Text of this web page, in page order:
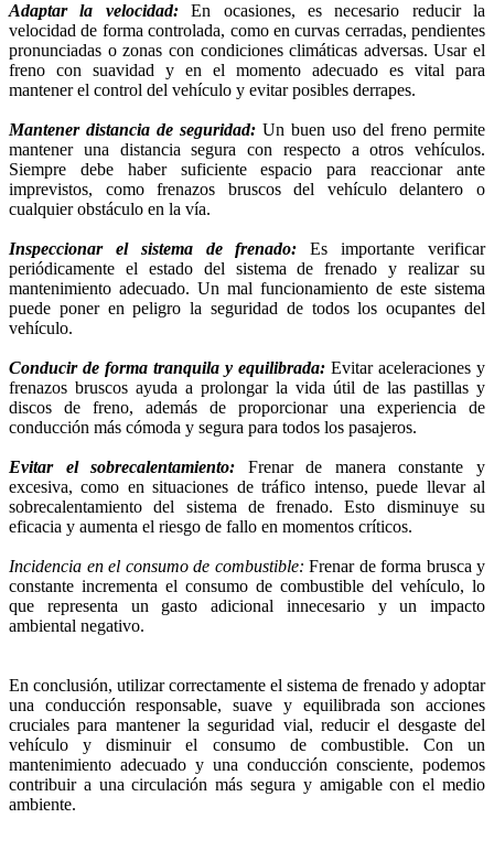
Adaptar la velocidad:En ocasiones, es necesario reducir la
velocidad de forma controlada, como en curvas cerradas, pendientes
pronunciadas o zonas con condiciones climáticas adversas. Usar el
freno con suavidad y en el momento adecuado es vital para
mantener el control del vehículo y evitar posibles derrapes.
Mantener distancia de seguridad: Un buen uso del freno permite
mantener una distancia segura con respecto a otros vehículos.
Siempre debe haber suficiente espacio para reaccionar ante
imprevistos, como frenazos bruscos del vehículo delantero o
cualquier obstáculo en la vía.
Inspeccionar el sistema de frenado: Es importante verificar
periódicamente el estado del sistema de frenado y realizar su
mantenimiento adecuado. Un mal funcionamiento de este sistema
puede poner en peligro la seguridad de todos los ocupantes del
vehículo.
Conducir de forma tranquila y equilibrada: Evitar aceleraciones y
frenazos bruscos ayuda a prolongar la vida útil de las pastillas y
discos de freno, además de proporcionar una experiencia de
conducción más cómoda y segura para todos los pasajeros.
Evitar el sobrecalentamiento: Frenar de manera constante y
excesiva, como en situaciones de tráfico intenso, puede llevar al
sobrecalentamiento del sistema de frenado. Esto disminuye su
eficacia y aumenta el riesgo de fallo en momentos críticos.
Incidencia en el consumo de combustible: Frenar de forma brusca y
constante incrementa el consumo de combustible del vehículo, lo
que representa un gasto adicional innecesario y un impacto
ambiental negativo.
En conclusión, utilizar correctamente el sistema de frenado y adoptar
una conducción responsable, suave y equilibrada son acciones
cruciales para mantener la seguridad vial, reducir el desgaste del
vehículo y disminuir el consumo de combustible. Con un
mantenimiento adecuado y una conducción consciente, podemos
contribuir a una circulación más segura y amigable con el medio
ambiente.